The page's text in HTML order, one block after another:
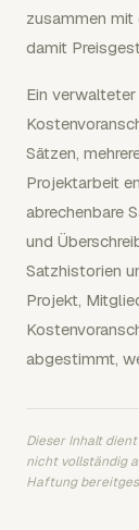
zusammen mit
damit
Ein
Sätzen,
Projektarbeit
abrechenbare
und
Satzhistorien
Projekt,
abgestimmt,
Dieser Inhalt
nicht vollständig
Haftung